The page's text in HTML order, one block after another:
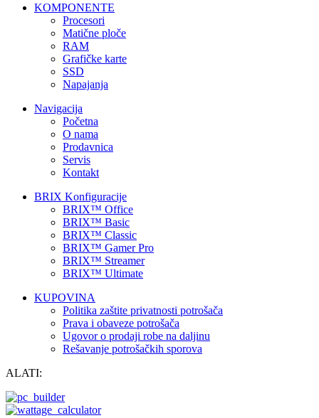
KOMPONENTE
Procesori
Matične ploče
RAM
Grafičke karte
SSD
Napajanja
Navigacija
Početna
O nama
Prodavnica
Servis
Kontakt
BRIX Konfiguracije
BRIX™ Office
BRIX™ Basic
BRIX™ Classic
BRIX™ Gamer Pro
BRIX™ Streamer
BRIX™ Ultimate
KUPOVINA
Politika zaštite privatnosti potrošača
Prava i obaveze potrošača
Ugovor o prodaji robe na daljinu
Rešavanje potrošačkih sporova
ALATI: